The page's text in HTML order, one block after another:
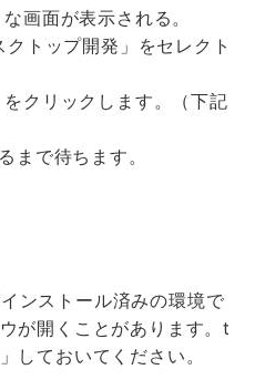
画面が表示される。
トップ開発」をセレクト
クリックします。（下記
まで待ちます。
ンストール済みの環境で
が開くことがあります。t
しておいてください。